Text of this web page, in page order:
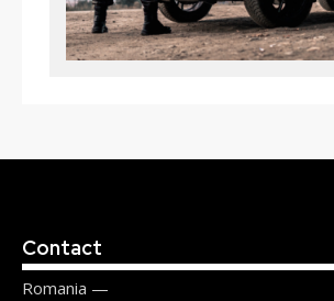
Contact
Romania —